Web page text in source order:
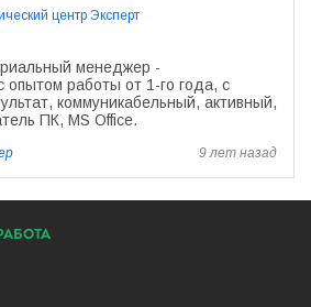
центр Эксперт
менеджер -
опытом работы от 1-го года, с
коммуникабельный, активный,
ПК, MS Office.
9 лет назад